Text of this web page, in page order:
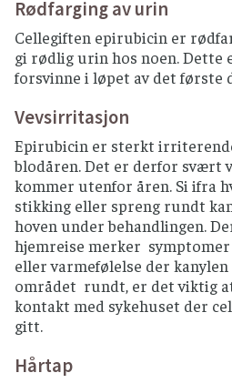
Rødfarging av urin
Cellegiften epirubicin er
gi rødlig urin hos noen. Dette
forsvinne i løpet av det første
Vevsirritasjon
Epirubicin er sterkt
blodåren. Det er derfor svært
kommer utenfor åren. Si ifra
stikking eller spreng rundt
hoven under behandlingen.
hjemreise merker symptomer
eller varmefølelse der
området rundt, er det viktig
kontakt med sykehuset der
gitt.
Hårtap